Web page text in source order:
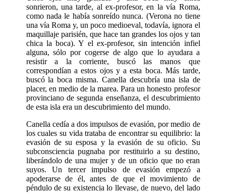
sonrieron, una tarde, al ex-profesor, en la vía Roma,
como nada le había sonreído nunca. (Verona no tiene
una vía Roma y, un poco medioeval, todavía, ignora el
maquillaje parisién, que hace tan grandes los ojos y tan
chica la boca). Y el ex-profesor, sin intención infiel
alguna, sólo por cogerse de algo que lo ayudara a
resistir a la corriente, buscó las manos que
correspondían a estos ojos y a esta boca. Más tarde,
buscó la boca misma. Canella descubría una isla de
placer, en medio de la marea. Para un honesto profesor
provinciano de segunda enseñanza, el descubrimiento
de esta isla era un descubrimiento del mundo.
Canella cedía a dos impulsos de evasión, por medio de
los cuales su vida trataba de encontrar su equilibrio: la
evasión de su esposa y la evasión de su oficio. Su
subconsciencia pugnaba por restituirlo a su destino,
liberándolo de una mujer y de un oficio que no eran
suyos. Un tercer impulso de evasión empezó a
apoderarse de él, antes de que el movimiento de
péndulo de su existencia lo llevase, de nuevo, del lado